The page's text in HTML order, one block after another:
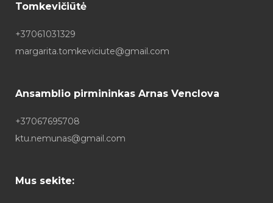
Tomkevičiūtė
+37061031329
margarita.tomkeviciute@gmail.com
Ansamblio pirmininkas Arnas Venclova
+37067695708
ktu.nemunas@gmail.com
Mus sekite: